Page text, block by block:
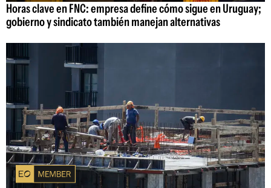
Horas clave en FNC: empresa define cómo sigue en Uruguay;
gobierno y sindicato también manejan alternativas